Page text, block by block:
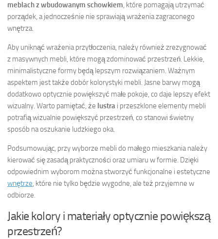
meblach z wbudowanym schowkiem, które pomagają utrzymać
porządek, a jednocześnie nie sprawiają wrażenia zagraconego
wnętrza.
Aby uniknąć wrażenia przytłoczenia, należy również zrezygnować
z masywnych mebli, które mogą zdominować przestrzeń. Lekkie,
minimalistyczne formy będą lepszym rozwiązaniem. Ważnym
aspektem jest także dobór kolorystyki mebli. Jasne barwy mogą
dodatkowo optycznie powiększyć małe pokoje, co daje lepszy efekt
wizualny. Warto pamiętać, że lustra i przeszklone elementy mebli
potrafią wizualnie powiększyć przestrzeń, co stanowi świetny
sposób na oszukanie ludzkiego oka.
Podsumowując, przy wyborze mebli do małego mieszkania należy
kierować się zasadą praktyczności oraz umiaru w formie. Dzięki
odpowiednim wyborom można stworzyć funkcjonalne i estetyczne
wnętrze, które nie tylko będzie wygodne, ale też przyjemne w
odbiorze.
Jakie kolory i materiały optycznie powiększą
przestrzeń?